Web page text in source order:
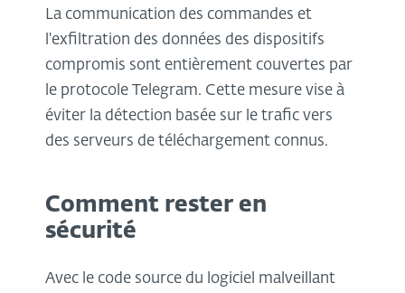
La communication des commandes et
l'exfiltration des données des dispositifs
compromis sont entièrement couvertes par
le protocole Telegram. Cette mesure vise à
éviter la détection basée sur le trafic vers
des serveurs de téléchargement connus.
Comment rester en
sécurité
Avec le code source du logiciel malveillant